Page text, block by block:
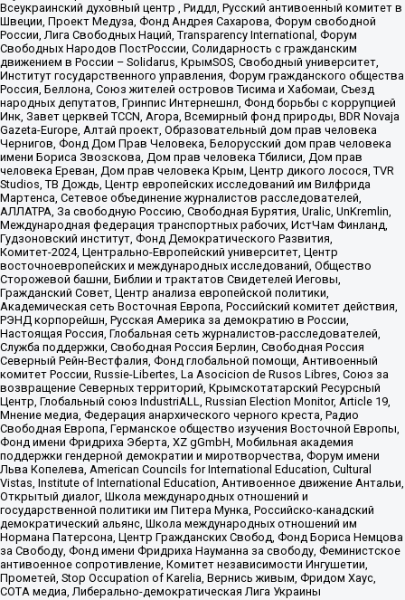
Всеукраинский духовный центр , Риддл, Русский антивоенный комитет в
Швеции, Проект Медуза, Фонд Андрея Сахарова, Форум свободной
России, Лига Свободных Наций, Transparеncy International, Форум
Свободных Народов ПостРоссии, Солидарность с гражданским
движением в России – Solidarus, КрымSOS, Свободный университет,
Институт государственного управления, Форум гражданского общества
Россия, Беллона, Союз жителей островов Тисима и Хабомаи, Съезд
народных депутатов, Гринпис Интернешнл, Фонд борьбы с коррупцией
Инк, Завет церквей TCCN, Агора, Всемирный фонд природы, BDR Novaja
Gazeta-Europe, Алтай проект, Образовательный дом прав человека
Чернигов, Фонд Дом Прав Человека, Белорусский дом прав человека
имени Бориса Звозскова, Дом прав человека Тбилиси, Дом прав
человека Ереван, Дом прав человека Крым, Центр дикого лосося, TVR
Studios, ТВ Дождь, Центр европейских исследований им Вилфрида
Мартенса, Сетевое объединение журналистов расследователей,
АЛЛАТРА, За свободную Россию, Свободная Бурятия, Uralic, UnKremlin,
Международная федерация транспортных рабочих, ИстЧам Финланд,
Гудзоновский институт, Фонд Демократического Развития,
Комитет-2024, Центрально-Европейский университет, Центр
восточноевропейских и международных исследований, Общество
Сторожевой башни, Библии и трактатов Свидетелей Иеговы,
Гражданский Совет, Центр анализа европейской политики,
Академическая сеть Восточная Европа, Российский комитет действия,
РЭНД корпорейшн, Русская Америка за демократию в России,
Настоящая Россия, Глобальная сеть журналистов-расследователей,
Служба поддержки, Свободная Россия Берлин, Свободная Россия
Северный Рейн-Вестфалия, Фонд глобальной помощи, Антивоенный
комитет России, Russie-Libertes, La Asocicion de Rusos Libres, Союз за
возвращение Северных территорий, Крымскотатарский Ресурсный
Центр, Глобальный союз IndustriALL, Russian Election Monitor, Article 19,
Мнение медиа, Федерация анархического черного креста, Радио
Свободная Европа, Германское общество изучения Восточной Европы,
Фонд имени Фридриха Эберта, XZ gGmbH, Мобильная академия
поддержки гендерной демократии и миротворчества, Форум имени
Льва Копелева, American Councils for International Education, Cultural
Vistas, Institute of International Education, Антивоенное движение Антальи,
Открытый диалог, Школа международных отношений и
государственной политики им Питера Мунка, Российско-канадский
демократический альянс, Школа международных отношений им
Нормана Патерсона, Центр Гражданских Свобод, Фонд Бориса Немцова
за Свободу, Фонд имени Фридриха Науманна за свободу, Феминистское
антивоенное сопротивление, Комитет независимости Ингушетии,
Прометей, Stop Occupation of Karelia, Вернись живым, Фридом Хаус,
СОТА медиа, Либерально-демократическая Лига Украины